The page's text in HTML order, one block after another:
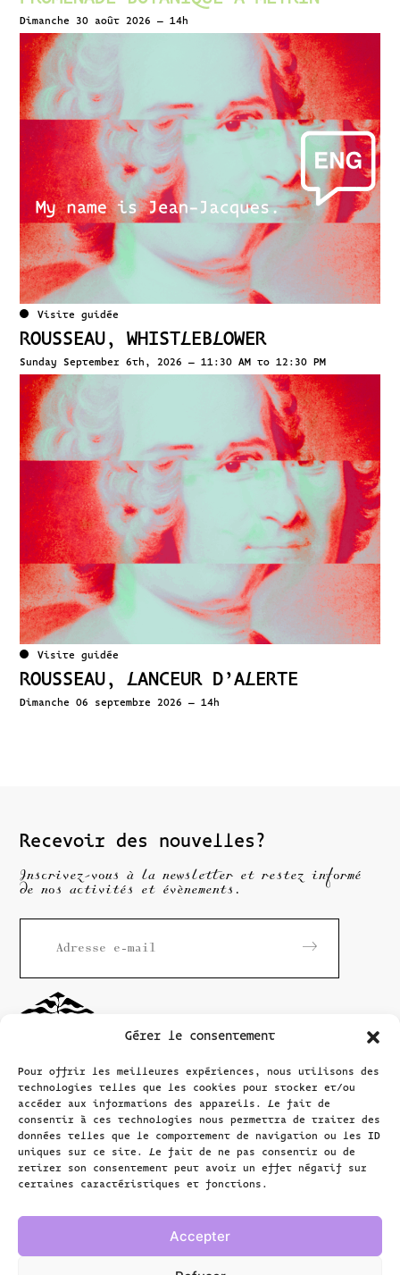
Gérer le consentement
Pour offrir les meilleures expériences, nous utilisons des
technologies telles que les cookies pour stocker et/ou
accéder aux informations des appareils. Le fait de
consentir à ces technologies nous permettra de traiter des
données telles que le comportement de navigation ou les ID
uniques sur ce site. Le fait de ne pas consentir ou de
retirer son consentement peut avoir un effet négatif sur
certaines caractéristiques et fonctions.
Accepter
Dimanche 30 août 2026 – 14h
Visite guidée
ROUSSEAU, WHISTLEBLOWER
Sunday September 6th, 2026 – 11:30 AM to 12:30 PM
Visite guidée
ROUSSEAU, LANCEUR D’ALERTE
Dimanche 06 septembre 2026 – 14h
Recevoir des nouvelles?
Inscrivez-vous à la newsletter et restez informé
de nos activités et évènements.
Maison
Rousseau
Littérature
info@m-r-l.ch